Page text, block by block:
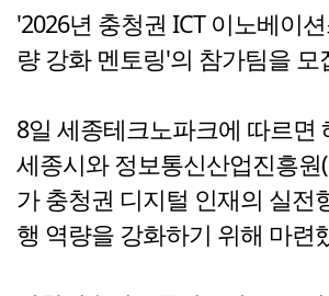
'2026년 충청권 ICT 이노베이
량 강화 멘토링'의 참가팀을 모
8일 세종테크노파크에 따르면
세종시와 정보통신산업진흥원
가 충청권 디지털 인재의 실전
행 역량을 강화하기 위해 마련